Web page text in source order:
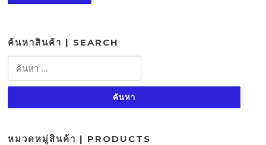
ค้นหาสินค้า | SEARCH
ค้นหา
สำหรับ:
หมวดหมู่สินค้า | PRODUCTS